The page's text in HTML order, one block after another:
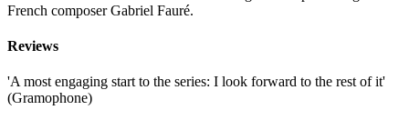
French composer Gabriel Fauré.
Reviews
'A most engaging start to the series: I look forward to the rest of it'
(Gramophone)